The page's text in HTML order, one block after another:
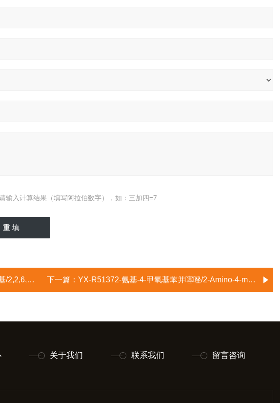
输入计算结果（填写阿拉伯数字），如：三加四=7
2,2,6,6-四甲基- 下一篇： YX-R51372-氨基-4-甲氧基苯并噻唑/2-Amino-4-methoxybenzothiazole
关于我们 联系我们 留言咨询